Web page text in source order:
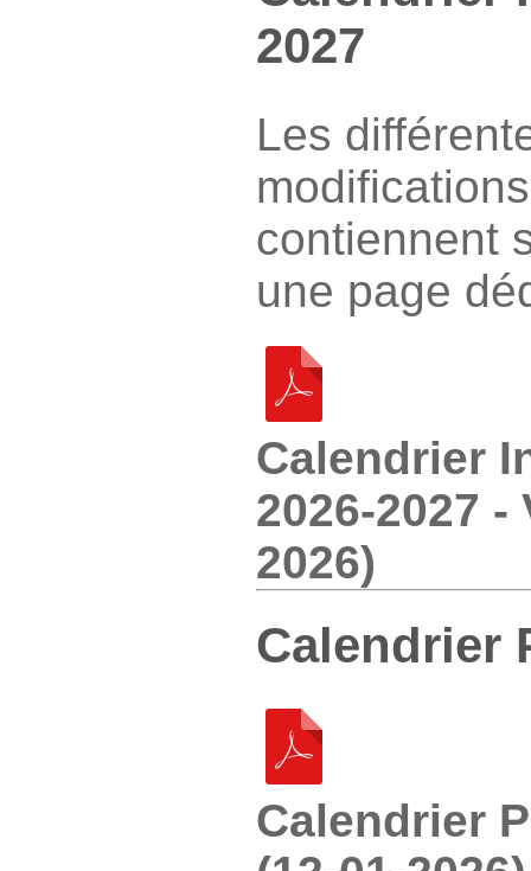
2027
Les
contiennent
une page
Calendrier
2026-2027 -
2026)
Calendrier
Calendrier